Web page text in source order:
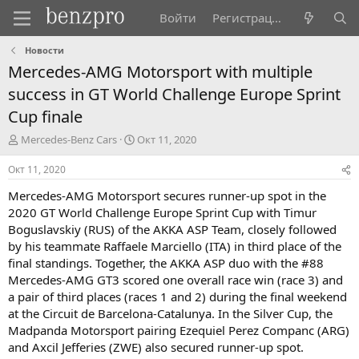
Войти Регистрация
Новости
Mercedes-AMG Motorsport with multiple
success in GT World Challenge Europe Sprint
Cup finale
А
в
т
о
р
т
е
м
ы
Mercedes-Benz Cars
Д
а
а
н
а
ч
а
л
а
Окт 11, 2020
Окт 11, 2020
Mercedes-AMG Motorsport secures runner-up spot in the
2020 GT World Challenge Europe Sprint Cup with Timur
Boguslavskiy (RUS) of the AKKA ASP Team, closely followed
by his teammate Raffaele Marciello (ITA) in third place of the
final standings. Together, the AKKA ASP duo with the #88
Mercedes-AMG GT3 scored one overall race win (race 3) and
a pair of third places (races 1 and 2) during the final weekend
at the Circuit de Barcelona-Catalunya. In the Silver Cup, the
Madpanda Motorsport pairing Ezequiel Perez Companc (ARG)
and Axcil Jefferies (ZWE) also secured runner-up spot.